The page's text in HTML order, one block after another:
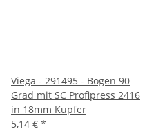
Viega - 291495 - Bogen 90
Grad mit SC Profipress 2416
in 18mm Kupfer
5,14 € *